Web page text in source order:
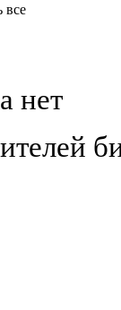
все
нет